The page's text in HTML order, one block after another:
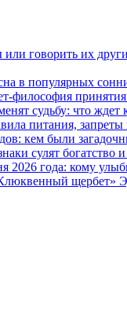
или говорить их
в популярных
философия
судьбу: что ждет
питания,
кем были
сулят богатство
2026 года: кому
щербет»